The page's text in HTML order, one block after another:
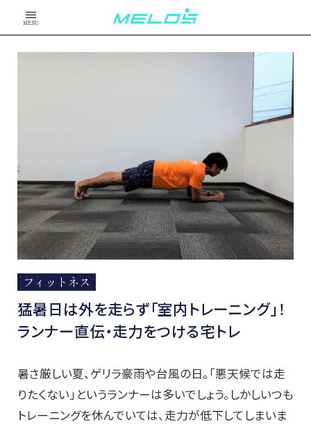
MENU
フィットネス
猛暑日は外を走らず「室内トレーニング」！
ランナー直伝・走力をつける宅トレ
暑さ厳しい夏、ゲリラ豪雨や台風の日。「悪天候では走
りたくない」というランナーは多いでしょう。しかしいつも
トレーニングを休んでいては、走力が低下してしまいま